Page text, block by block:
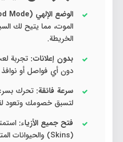
الوضع الإلهي (God Mode):
الخريطة.
بدون إعلانات: تجربة
دون أي فواصل أو
سرعة فائقة: تحرك
لتسبق خصومك وتعود
فتح جميع الأزياء:
(Skins) والحيوانات المتميزة مجاناً منذ البداية.